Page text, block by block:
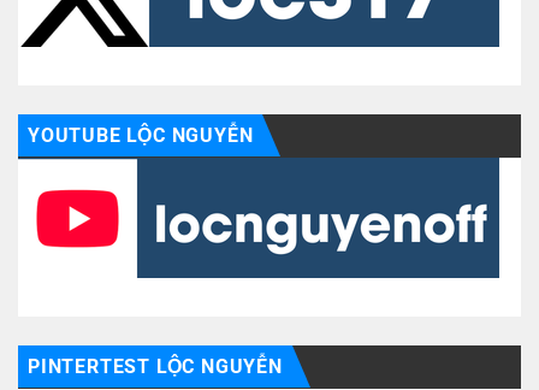
YOUTUBE LỘC NGUYỄN
PINTERTEST LỘC NGUYỄN